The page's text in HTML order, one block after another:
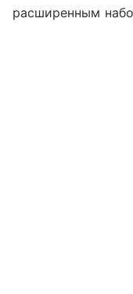
расширенным